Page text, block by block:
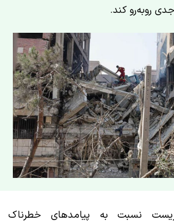
روبه‌رو کند.
نسبت به پیامدهای خطرناک